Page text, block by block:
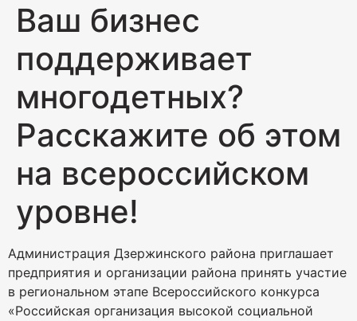
Ваш бизнес
поддерживает
многодетных?
Расскажите об этом
на всероссийском
уровне!
Администрация Дзержинского района приглашает
предприятия и организации района принять участие
в региональном этапе Всероссийского конкурса
«Российская организация высокой социальной